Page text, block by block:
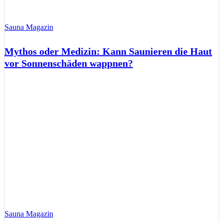
Sauna Magazin
Mythos oder Medizin: Kann Saunieren die Haut
vor Sonnenschäden wappnen?
Sauna Magazin